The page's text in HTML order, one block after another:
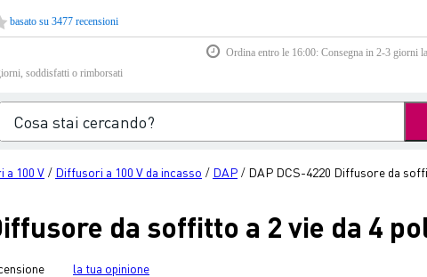
basato su 3477 recensioni
Ordina entro le 16:00: Consegna in 2-3 giorni
soddisfatti o rimborsati
a 100 V / Diffusori a 100 V da incasso / DAP / DAP DCS-4220 Diffusore da
da soffitto a 2 vie da 4
la tua opinione